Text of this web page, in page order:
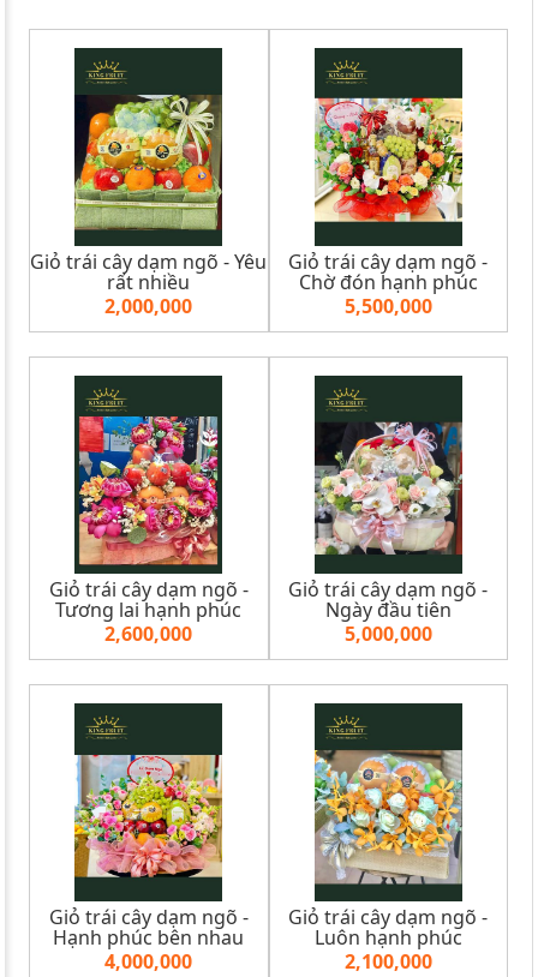
Giỏ trái cây dạm ngõ - Yêu
rất nhiều
2,000,000
Giỏ trái cây dạm ngõ -
Chờ đón hạnh phúc
5,500,000
Giỏ trái cây dạm ngõ -
Tương lai hạnh phúc
2,600,000
Giỏ trái cây dạm ngõ -
Ngày đầu tiên
5,000,000
Giỏ trái cây dạm ngõ -
Hạnh phúc bên nhau
4,000,000
Giỏ trái cây dạm ngõ -
Luôn hạnh phúc
2,100,000